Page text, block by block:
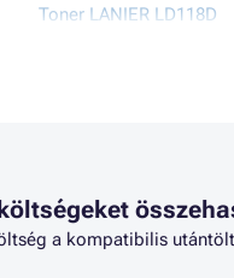
Toner LANIER LD118D
Toner RICOH AFICIO
Toner RICOH AFICIO
a kompatibilis